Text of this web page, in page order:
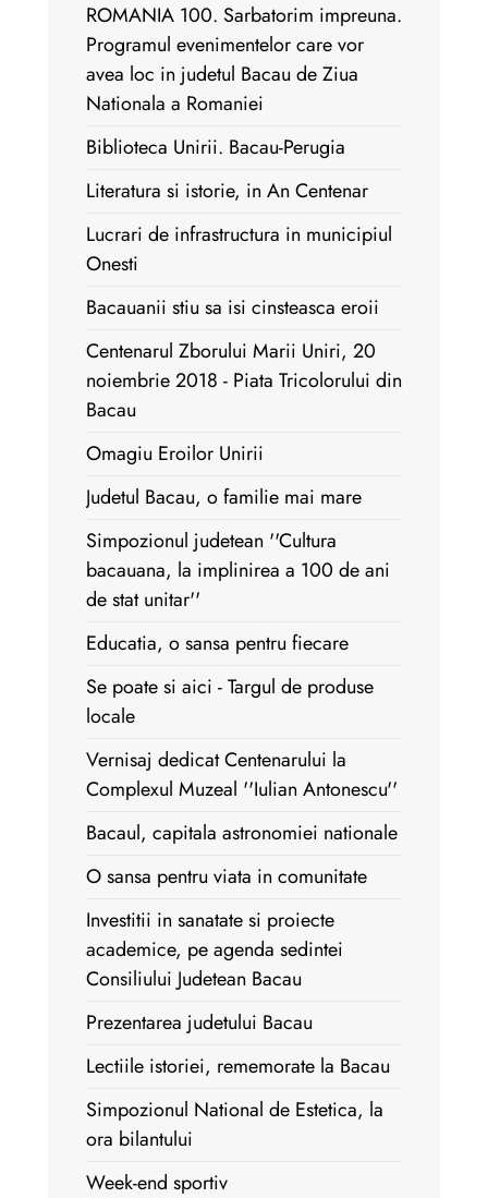
ROMANIA 100. Sarbatorim impreuna.
Programul evenimentelor care vor
avea loc in judetul Bacau de Ziua
Nationala a Romaniei
Biblioteca Unirii. Bacau-Perugia
Literatura si istorie, in An Centenar
Lucrari de infrastructura in municipiul
Onesti
Bacauanii stiu sa isi cinsteasca eroii
Centenarul Zborului Marii Uniri, 20
noiembrie 2018 - Piata Tricolorului din
Bacau
Omagiu Eroilor Unirii
Judetul Bacau, o familie mai mare
Simpozionul judetean ''Cultura
bacauana, la implinirea a 100 de ani
de stat unitar''
Educatia, o sansa pentru fiecare
Se poate si aici - Targul de produse
locale
Vernisaj dedicat Centenarului la
Complexul Muzeal ''Iulian Antonescu''
Bacaul, capitala astronomiei nationale
O sansa pentru viata in comunitate
Investitii in sanatate si proiecte
academice, pe agenda sedintei
Consiliului Judetean Bacau
Prezentarea judetului Bacau
Lectiile istoriei, rememorate la Bacau
Simpozionul National de Estetica, la
ora bilantului
Week-end sportiv